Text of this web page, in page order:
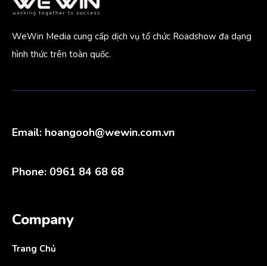
WeWin Media cung cấp dịch vụ tổ chức Roadshow đa dạng
hình thức trên toàn quốc.
Email: hoangooh@wewin.com.vn
Phone: 0961 84 68 68
Company
Trang Chủ